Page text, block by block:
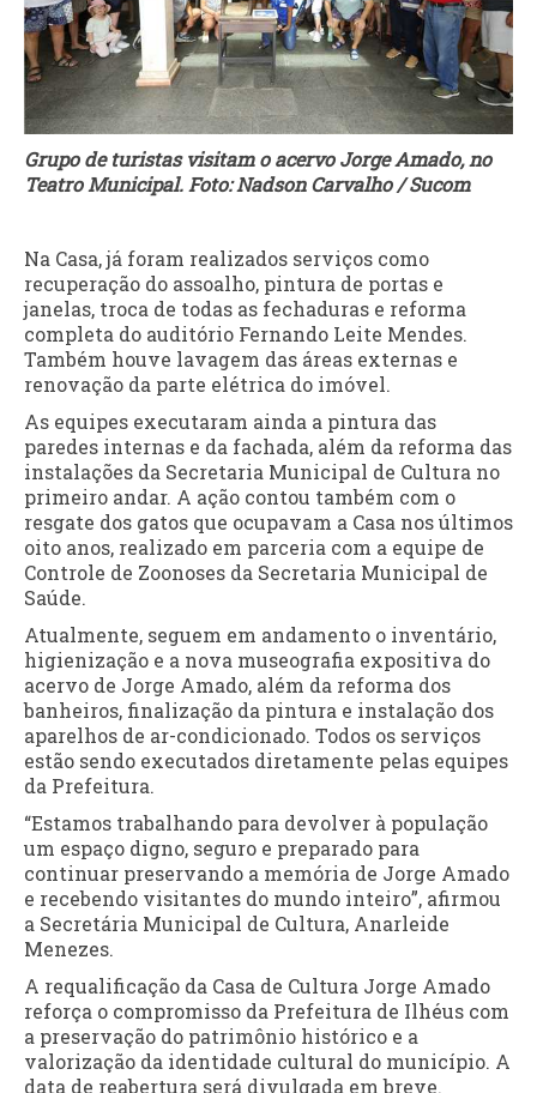
Grupo de turistas visitam o acervo Jorge Amado, no
Teatro Municipal. Foto: Nadson Carvalho / Sucom
Na Casa, já foram realizados serviços como
recuperação do assoalho, pintura de portas e
janelas, troca de todas as fechaduras e reforma
completa do auditório Fernando Leite Mendes.
Também houve lavagem das áreas externas e
renovação da parte elétrica do imóvel.
As equipes executaram ainda a pintura das
paredes internas e da fachada, além da reforma das
instalações da Secretaria Municipal de Cultura no
primeiro andar. A ação contou também com o
resgate dos gatos que ocupavam a Casa nos últimos
oito anos, realizado em parceria com a equipe de
Controle de Zoonoses da Secretaria Municipal de
Saúde.
Atualmente, seguem em andamento o inventário,
higienização e a nova museografia expositiva do
acervo de Jorge Amado, além da reforma dos
banheiros, finalização da pintura e instalação dos
aparelhos de ar-condicionado. Todos os serviços
estão sendo executados diretamente pelas equipes
da Prefeitura.
“Estamos trabalhando para devolver à população
um espaço digno, seguro e preparado para
continuar preservando a memória de Jorge Amado
e recebendo visitantes do mundo inteiro”, afirmou
a Secretária Municipal de Cultura, Anarleide
Menezes.
A requalificação da Casa de Cultura Jorge Amado
reforça o compromisso da Prefeitura de Ilhéus com
a preservação do patrimônio histórico e a
valorização da identidade cultural do município. A
data de reabertura será divulgada em breve.